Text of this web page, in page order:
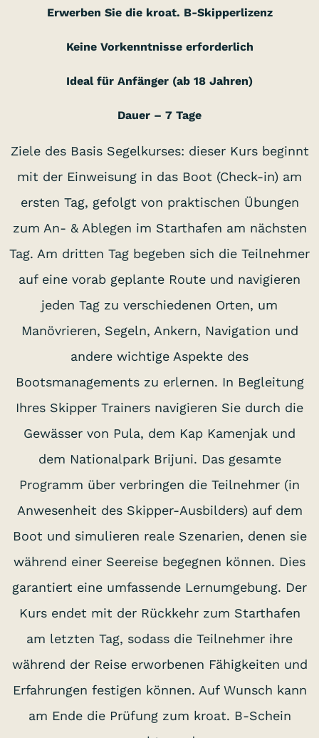
Erwerben Sie die kroat. B-Skipperlizenz
Keine Vorkenntnisse erforderlich
Ideal für Anfänger (ab 18 Jahren)
Dauer – 7 Tage
Ziele des Basis Segelkurses: dieser Kurs beginnt
mit der Einweisung in das Boot (Check-in) am
ersten Tag, gefolgt von praktischen Übungen
zum An- & Ablegen im Starthafen am nächsten
Tag. Am dritten Tag begeben sich die Teilnehmer
auf eine vorab geplante Route und navigieren
jeden Tag zu verschiedenen Orten, um
Manövrieren, Segeln, Ankern, Navigation und
andere wichtige Aspekte des
Bootsmanagements zu erlernen. In Begleitung
Ihres Skipper Trainers navigieren Sie durch die
Gewässer von Pula, dem Kap Kamenjak und
dem Nationalpark Brijuni. Das gesamte
Programm über verbringen die Teilnehmer (in
Anwesenheit des Skipper-Ausbilders) auf dem
Boot und simulieren reale Szenarien, denen sie
während einer Seereise begegnen können. Dies
garantiert eine umfassende Lernumgebung. Der
Kurs endet mit der Rückkehr zum Starthafen
am letzten Tag, sodass die Teilnehmer ihre
während der Reise erworbenen Fähigkeiten und
Erfahrungen festigen können. Auf Wunsch kann
am Ende die Prüfung zum kroat. B-Schein